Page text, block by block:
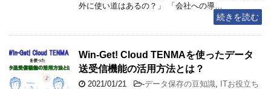
外に使い道はあるの？」 「会社への導…
続きを読む
Win-Get! Cloud TENMAを使ったデータ
送受信機能の活用方法とは？
2021/01/21 -データ保存の豆知識
ITお役立ち